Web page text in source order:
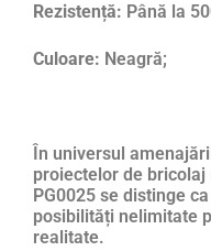
Rezistență: Până la
Culoare: Neagră;
În universul
proiectelor de bricolaj
PG0025 se distinge
posibilități nelimitate
realitate.